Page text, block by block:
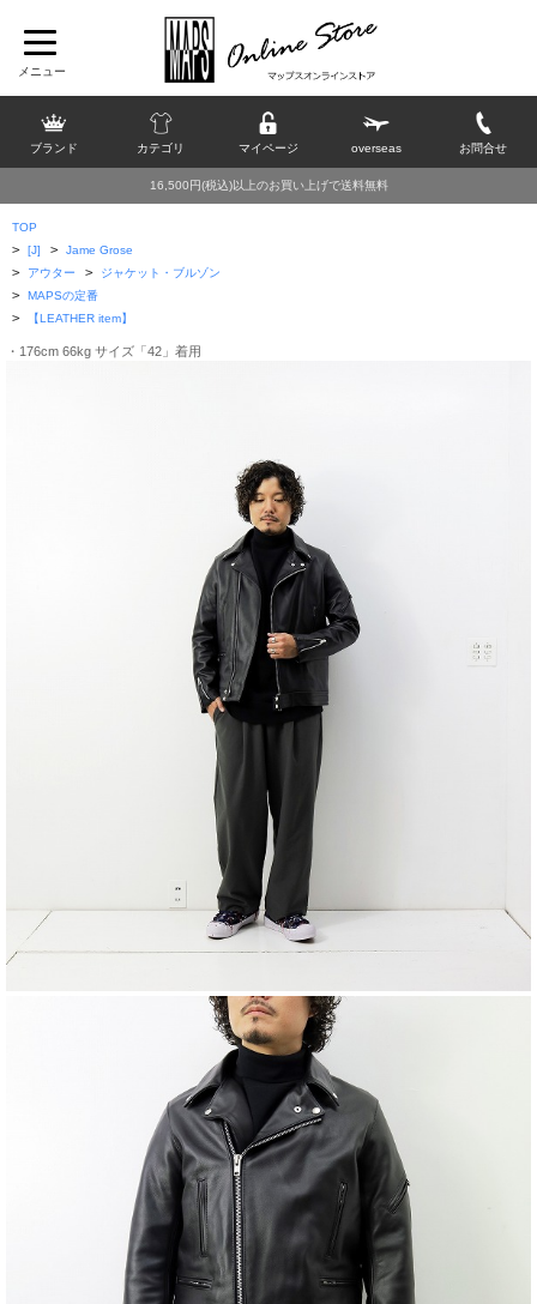
ブランド カテゴリ マイページ overseas お問合せ
16,500円(税込)以上のお買い上げで送料無料
TOP
> [J] > Jame Grose
> アウター > ジャケット・ブルゾン
> MAPSの定番
> 【LEATHER item】
・176cm 66kg サイズ「42」着用